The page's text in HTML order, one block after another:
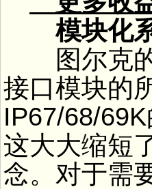
模块化
图尔克的
接口模块的
IP67/68/
这大大缩短
念。对于需